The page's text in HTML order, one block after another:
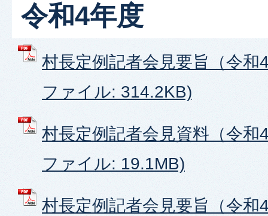
令和4年度
村長定例記者会見要旨（令和
ファイル: 314.2KB)
村長定例記者会見資料（令和
ファイル: 19.1MB)
村長定例記者会見要旨（令和